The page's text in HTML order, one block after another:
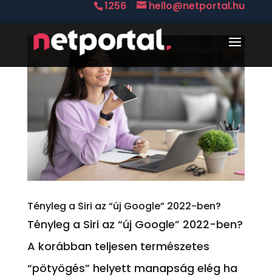
1256 hello@netportal.hu
Tényleg a Siri az “új Google” 2022-ben?
Tényleg a Siri az “új Google” 2022-ben?
A korábban teljesen természetes
“pötyögés” helyett manapság elég ha